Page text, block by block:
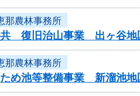
那農林事務所
共 復旧治山事業 出ヶ谷地
那農林事務所
ため池等整備事業 新溜池